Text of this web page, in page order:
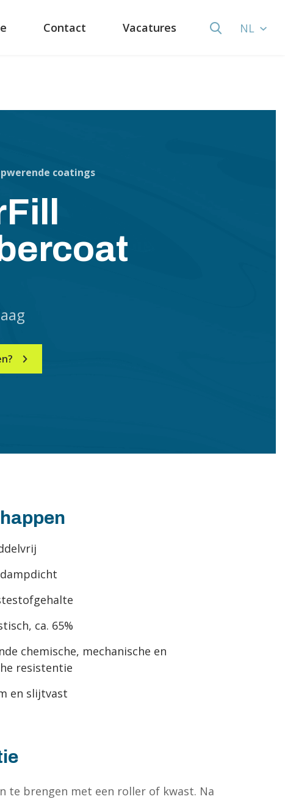
Contact Vacatures NL
coatings
ca. 65%
chemische, mechanische en
resistentie
en slijtvast
te brengen met een roller of kwast. Na